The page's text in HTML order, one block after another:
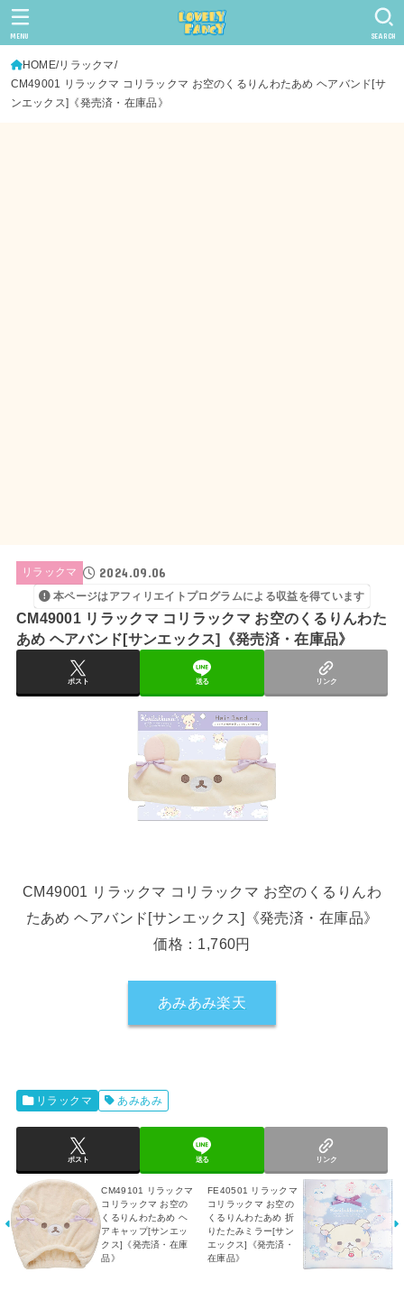
SEARCH
MENU
HOME リラックマ
CM49001 リラックマ コリラックマ お空のくるりんわたあめ ヘアバンド[サ
ンエックス]《発売済・在庫品》
リラックマ 2024.09.06
本ページはアフィリエイトプログラムによる収益を得ています
CM49001 リラックマ コリラックマ お空のくるりんわた
あめ ヘアバンド[サンエックス]《発売済・在庫品》
ポスト 送る リンク
CM49001 リラックマ コリラックマ お空のくるりんわ
たあめ ヘアバンド[サンエックス]《発売済・在庫品》
価格：1,760円
あみあみ楽天
リラックマ あみあみ
ポスト 送る リンク
CM49101 リラックマ
コリラックマ お空の
くるりんわたあめ ヘ
アキャップ[サンエッ
クス]《発売済・在庫
品》
FE40501 リラックマ
コリラックマ お空の
くるりんわたあめ 折
りたたみミラー[サン
エックス]《発売済・
在庫品》